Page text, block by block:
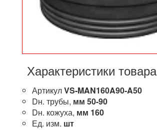
Характеристики товара
АртикулVS-MAN160A90-A50
Dн. трубы, мм 50-90
Dн. кожуха, мм 160
Ед. изм. шт